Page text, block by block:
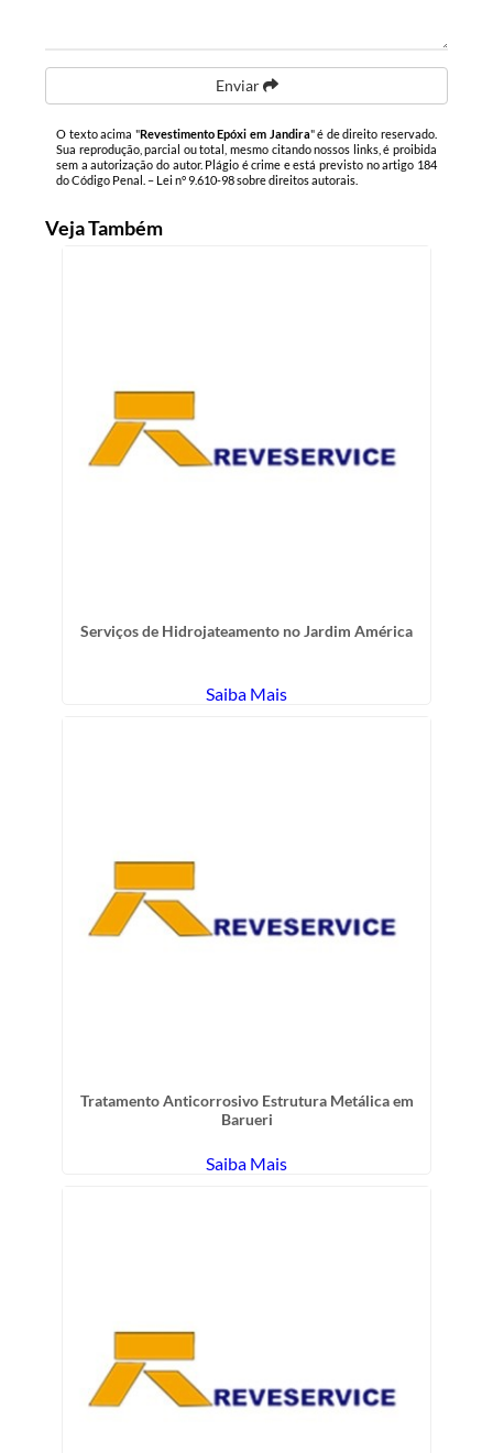
Enviar
O texto acima "Revestimento Epóxi em Jandira" é de direito reservado.
Sua reprodução, parcial ou total, mesmo citando nossos links, é proibida
sem a autorização do autor. Plágio é crime e está previsto no artigo 184
do Código Penal. – Lei n° 9.610-98 sobre direitos autorais
Veja Também
Serviços de Hidrojateamento no Jardim América
Saiba Mais
Tratamento Anticorrosivo Estrutura Metálica em
Barueri
Saiba Mais